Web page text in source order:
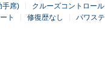
手席) クルーズコントロール
ト 修復歴なし パワステ